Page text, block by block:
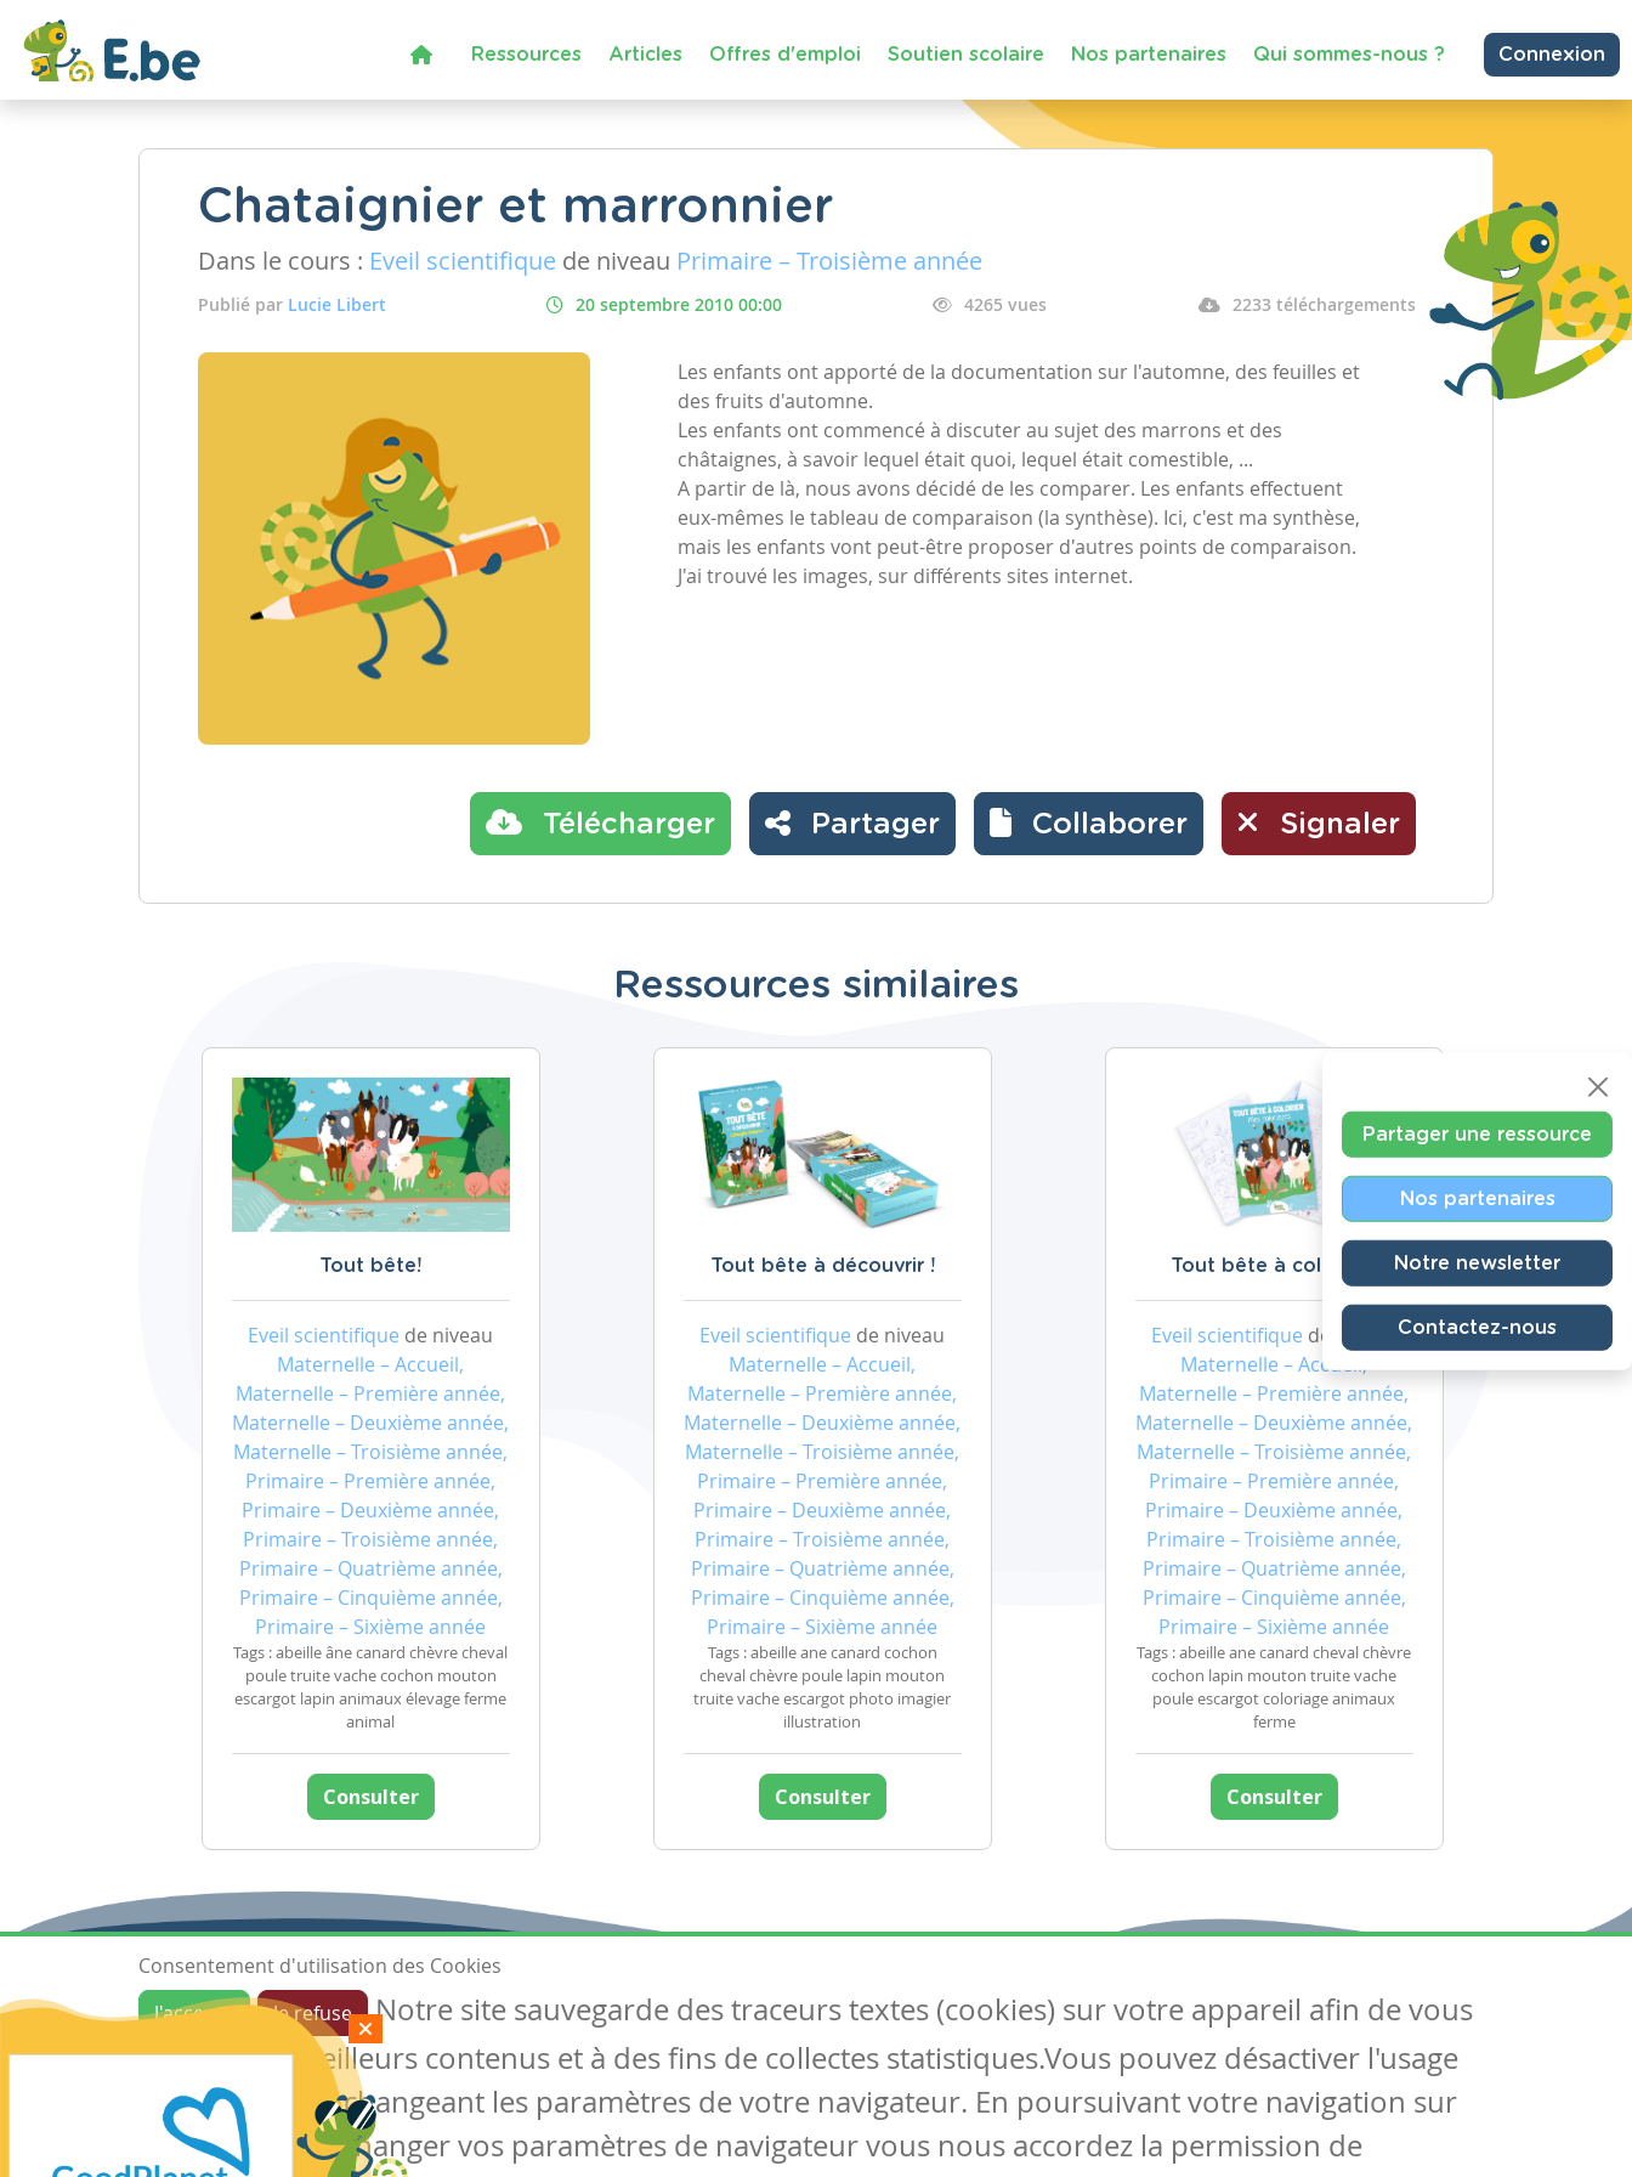
Ressources Articles Offres d'emploi Soutien scolaire Nos partenaires Qui sommes-nous ? Connexion
Chataignier et marronnier
Dans le cours : Eveil scientifique de niveau Primaire – Troisième année
Publié par Lucie Libert 20 septembre 2010 00:00 4265 vues 2233 téléchargements
Les enfants ont apporté de la documentation sur l'automne, des feuilles et
des fruits d'automne.
Les enfants ont commencé à discuter au sujet des marrons et des
châtaignes, à savoir lequel était quoi, lequel était comestible, ...
A partir de là, nous avons décidé de les comparer. Les enfants effectuent
eux-mêmes le tableau de comparaison (la synthèse). Ici, c'est ma synthèse,
mais les enfants vont peut-être proposer d'autres points de comparaison.
J'ai trouvé les images, sur différents sites internet.
Télécharger Partager Collaborer Signaler
Ressources similaires
Tout bête!
Eveil scientifique de niveau
Maternelle – Accueil,
Maternelle – Première année,
Maternelle – Deuxième année,
Maternelle – Troisième année,
Primaire – Première année,
Primaire – Deuxième année,
Primaire – Troisième année,
Primaire – Quatrième année,
Primaire – Cinquième année,
Primaire – Sixième année
Tags : abeille âne canard chèvre cheval
poule truite vache cochon mouton
escargot lapin animaux élevage ferme
animal
Consulter
Tout bête à découvrir !
Eveil scientifique de niveau
Maternelle – Accueil,
Maternelle – Première année,
Maternelle – Deuxième année,
Maternelle – Troisième année,
Primaire – Première année,
Primaire – Deuxième année,
Primaire – Troisième année,
Primaire – Quatrième année,
Primaire – Cinquième année,
Primaire – Sixième année
Tags : abeille ane canard cochon
cheval chèvre poule lapin mouton
truite vache escargot photo imagier
illustration
Consulter
Tout bête à colorier !
Eveil scientifique de niveau
Maternelle – Accueil,
Maternelle – Première année,
Maternelle – Deuxième année,
Maternelle – Troisième année,
Primaire – Première année,
Primaire – Deuxième année,
Primaire – Troisième année,
Primaire – Quatrième année,
Primaire – Cinquième année,
Primaire – Sixième année
Tags : abeille ane canard cheval chèvre
cochon lapin mouton truite vache
poule escargot coloriage animaux
ferme
Consulter
Partager une ressource
Nos partenaires
Notre newsletter
Contactez-nous
Ressources
Les ressources
Créer une ressource
Mes ressources
Articles
Tous les articles
Articles DYS
Circulaires
Suivez-nous
Contactez-nous
Soutien scolaire
Consentement d'utilisation des Cookies
J'accepte
Je refuse
Notre site sauvegarde des traceurs textes (cookies) sur votre appareil afin de vous
garantir de meilleurs contenus et à des fins de collectes statistiques.Vous pouvez désactiver l'usage
des cookies en changeant les paramètres de votre navigateur. En poursuivant votre navigation sur
notre site sans changer vos paramètres de navigateur vous nous accordez la permission de